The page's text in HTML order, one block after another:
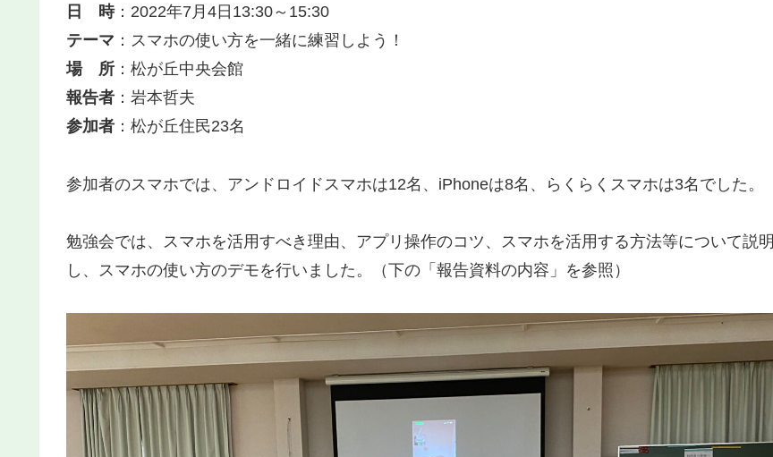
日 時：2022年7月4日13:30～15:30
テーマ ：スマホの使い方を一緒に練習しよう！
場 所 ：松が丘中央会館
報告者 ：岩本哲夫
参加者 ：松が丘住民23名
参加者のスマホでは、アンドロイドスマホは12名、iPhoneは8名、らくらくスマホは3名でした。
勉強会では、スマホを活用すべき理由、アプリ操作のコツ、スマホを活用する方法等について説明
し、スマホの使い方のデモを行いました。（下の「報告資料の内容」を参照）